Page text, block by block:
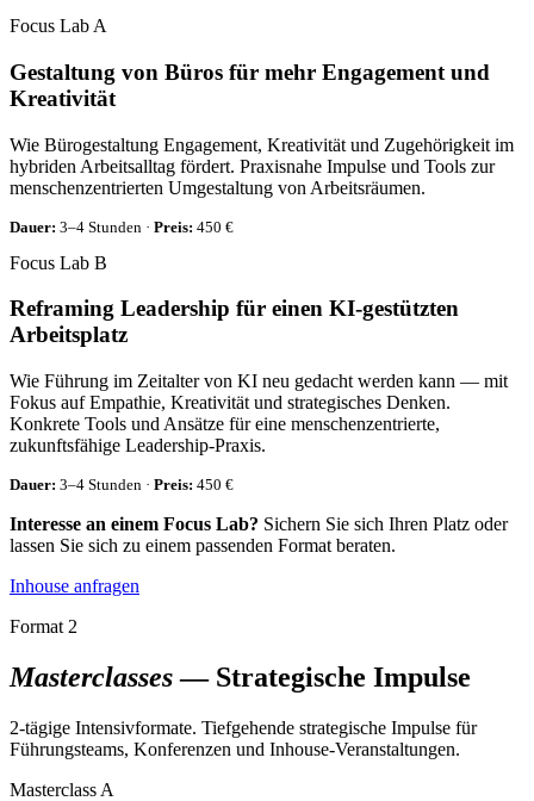
Focus Lab A
Gestaltung von Büros für mehr Engagement und
Kreativität
Wie Bürogestaltung Engagement, Kreativität und Zugehörigkeit im
hybriden Arbeitsalltag fördert. Praxisnahe Impulse und Tools zur
menschenzentrierten Umgestaltung von Arbeitsräumen.
Dauer: 3–4 Stunden · Preis: 450 €
Focus Lab B
Reframing Leadership für einen KI-gestützten
Arbeitsplatz
Wie Führung im Zeitalter von KI neu gedacht werden kann — mit
Fokus auf Empathie, Kreativität und strategisches Denken.
Konkrete Tools und Ansätze für eine menschenzentrierte,
zukunftsfähige Leadership-Praxis.
Dauer: 3–4 Stunden · Preis: 450 €
Interesse an einem Focus Lab? Sichern Sie sich Ihren Platz oder
lassen Sie sich zu einem passenden Format beraten.
Inhouse anfragen
Format 2
Masterclasses— Strategische Impulse
2-tägige Intensivformate. Tiefgehende strategische Impulse für
Führungsteams, Konferenzen und Inhouse-Veranstaltungen.
Masterclass A